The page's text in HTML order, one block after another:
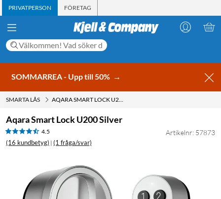
PRIVATPERSON FÖRETAG
SOMMARREA - Upp till 50% →
SMARTA LÅS AQARA SMART LOCK U200 SILVER
Aqara Smart Lock U200 Silver
4.5
(16 kundbetyg) | (1 fråga/svar)
Artikelnr: 57873